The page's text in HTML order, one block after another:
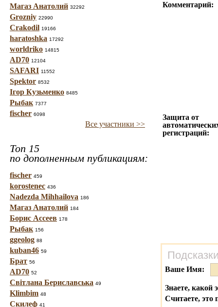
Магаз Анатолий 32292
Grozniy 22990
Crakodil 19166
haratoshka 17292
worldriko 14815
AD70 12104
SAFARI 11552
Spektor 8532
Ігор Кузьменко 8485
Рыбак 7377
fischer 6098
Все участники >>
Топ 15
по дополненным публикациям:
fischer 459
korostenec 436
Nadezda Mihhailova 186
Магаз Анатолий 184
Борис Ассеев 178
Рыбак 156
ggeolog 88
kuban46 59
Брат 56
AD70 52
Світлана Бериславська 49
Klimbim 48
Скилеф 41
Комментарий:
Защита от
регистраций:
Ваше Имя:
Знаете, какой
Считаете, это